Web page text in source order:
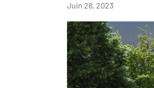
Juin 28, 2023